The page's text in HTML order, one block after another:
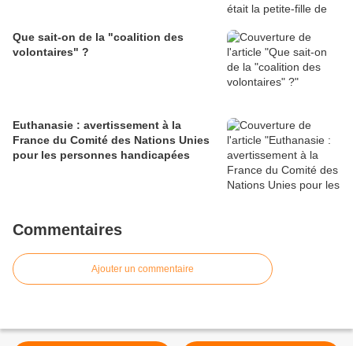
Que sait-on de la "coalition des
volontaires" ?
Euthanasie : avertissement à la
France du Comité des Nations Unies
pour les personnes handicapées
Commentaires
Ajouter un commentaire